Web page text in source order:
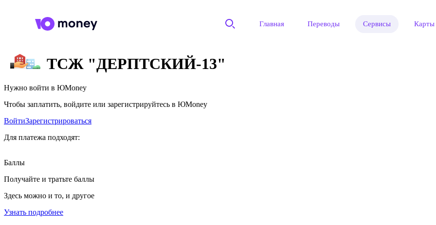
Главная Переводы Сервисы Карты
ТСЖ "ДЕРПТСКИЙ-13"
Нужно войти в ЮMoney
Чтобы заплатить, войдите или зарегистрируйтесь в ЮMoney
ВойтиЗарегистрироваться
Для платежа подходят:
Баллы
Получайте и тратьте баллы
Здесь можно и то, и другое
Узнать подробнее